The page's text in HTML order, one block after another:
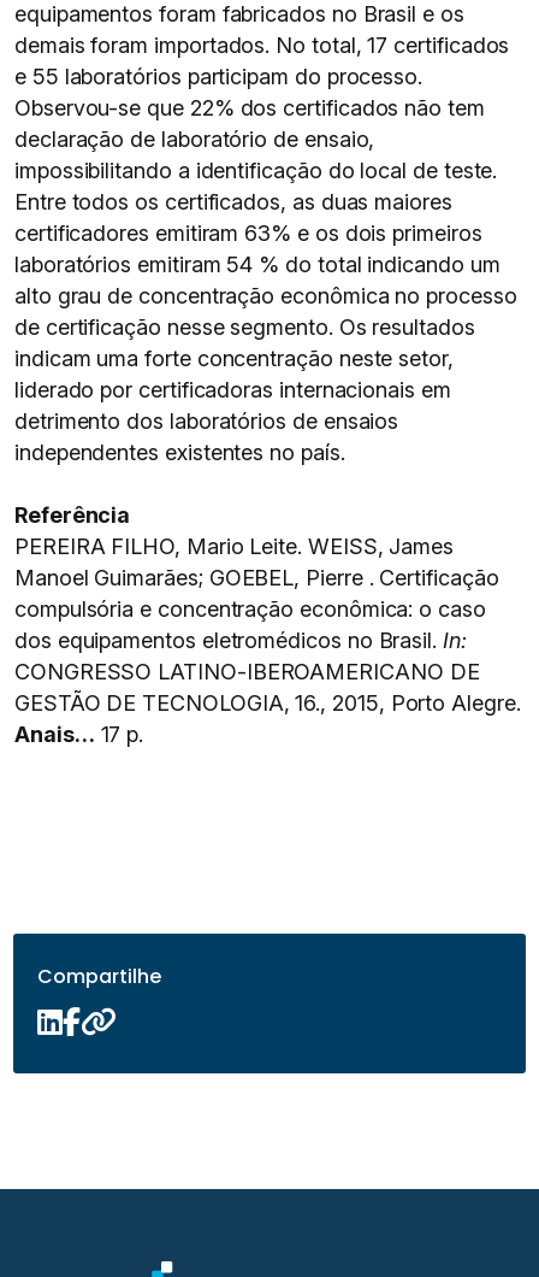
equipamentos foram fabricados no Brasil e os
demais foram importados. No total, 17 certificados
e 55 laboratórios participam do processo.
Observou-se que 22% dos certificados não tem
declaração de laboratório de ensaio,
impossibilitando a identificação do local de teste.
Entre todos os certificados, as duas maiores
certificadores emitiram 63% e os dois primeiros
laboratórios emitiram 54 % do total indicando um
alto grau de concentração econômica no processo
de certificação nesse segmento. Os resultados
indicam uma forte concentração neste setor,
liderado por certificadoras internacionais em
detrimento dos laboratórios de ensaios
independentes existentes no país.
Referência
PEREIRA FILHO, Mario Leite. WEISS, James
Manoel Guimarães; GOEBEL, Pierre . Certificação
compulsória e concentração econômica: o caso
dos equipamentos eletromédicos no Brasil. In:
CONGRESSO LATINO-IBEROAMERICANO DE
GESTÃO DE TECNOLOGIA, 16., 2015, Porto Alegre.
Anais… 17 p.
Compartilhe